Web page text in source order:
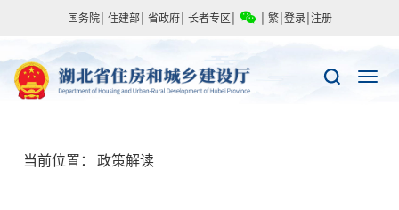
国务院 住建部 省政府 长者专区 繁 登录 注册
当前位置： 政策解读